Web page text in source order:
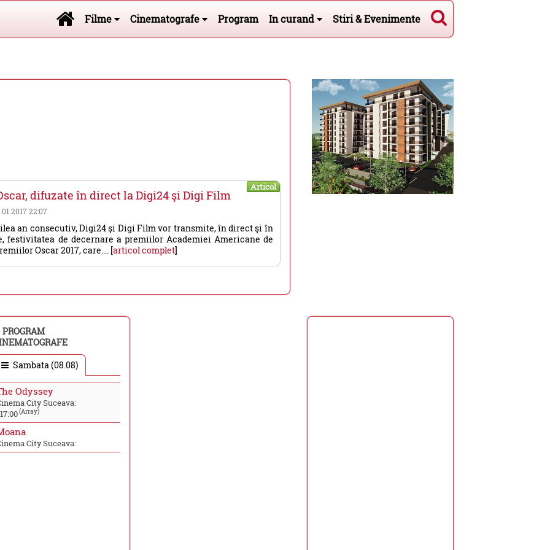
Filme Cinematografe Program In curand Stiri & Evenimente
Articol
difuzate în direct la Digi24 şi Digi Film
22:07
an consecutiv, Digi24 şi Digi Film vor transmite, în direct şi în
festivitatea de decernare a premiilor Academiei Americane de
Oscar 2017, care.... [articol complet]
PROGRAM
Sambata (08.08)
Odyssey
City Suceava:
17:00(Array)
City Suceava: